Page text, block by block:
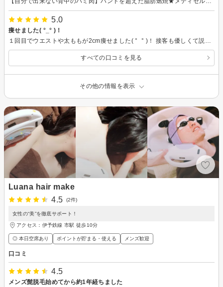
5.0
痩せました( °_° )！
すべての口コミを見る
その他の情報を表示
Luana hair make
4.5
(2件)
女性の“美”を徹底サポート！
アクセス：伊予鉄線 市駅 徒歩10分
◎ 本日空席あり ポイントが貯まる・使える メンズ歓迎
口コミ
4.5
メンズ髭脱毛始めてから約1年経ちました